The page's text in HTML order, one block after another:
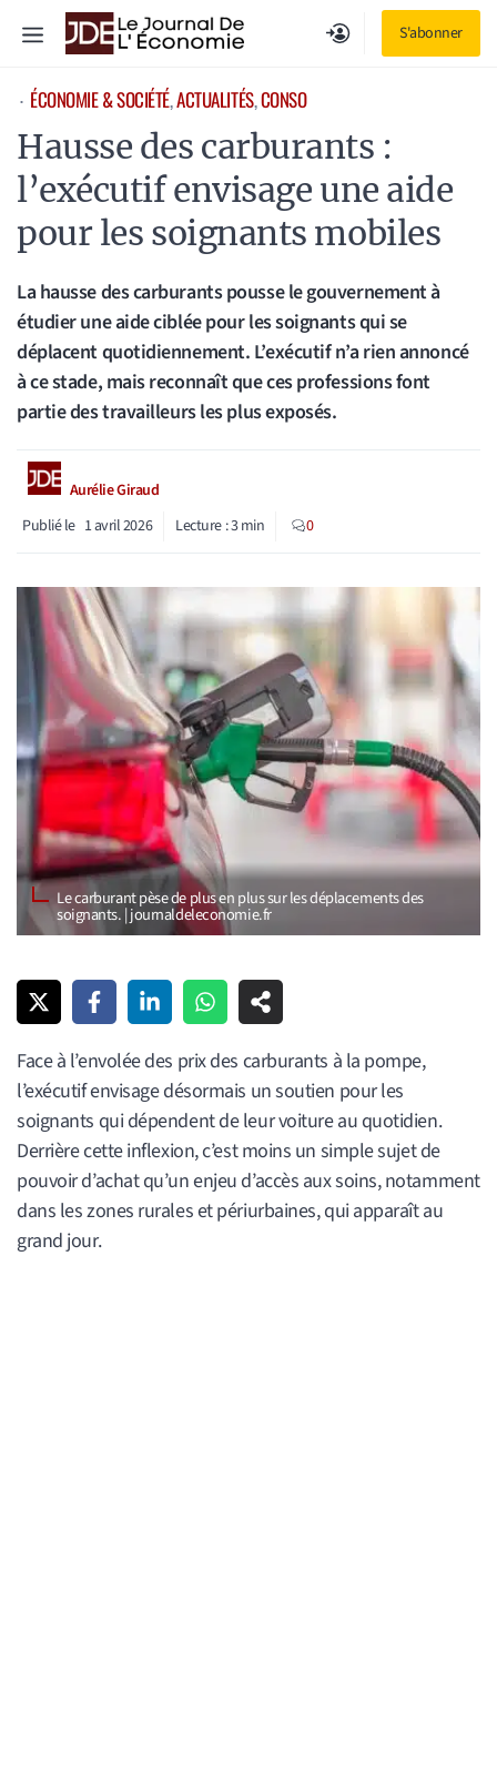
S'abonner
Menu
⋅ ÉCONOMIE & SOCIÉTÉ, ACTUALITÉS, CONSO
Hausse des carburants :
l’exécutif envisage une aide
pour les soignants mobiles
La hausse des carburants pousse le gouvernement à
étudier une aide ciblée pour les soignants qui se
déplacent quotidiennement. L’exécutif n’a rien annoncé
à ce stade, mais reconnaît que ces professions font
partie des travailleurs les plus exposés.
Aurélie Giraud
Publié le 1 avril 2026 Lecture :3min 0
Le carburant pèse de plus en plus sur les déplacements des
soignants. | journaldeleconomie.fr
Face à l’envolée des prix des carburants à la pompe,
l’exécutif envisage désormais un soutien pour les
soignants qui dépendent de leur voiture au quotidien.
Derrière cette inflexion, c’est moins un simple sujet de
pouvoir d’achat qu’un enjeu d’accès aux soins, notamment
dans les zones rurales et périurbaines, qui apparaît au
grand jour.